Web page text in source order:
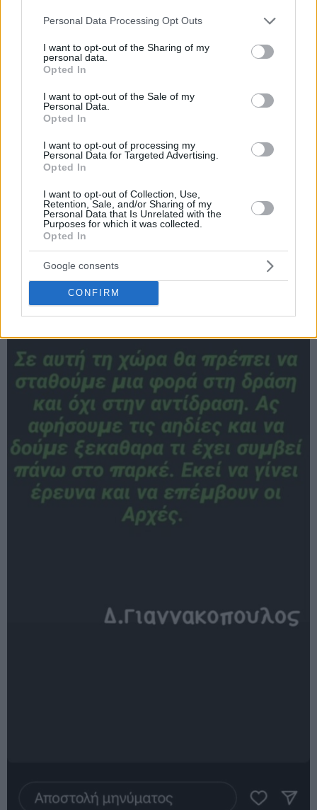
Please note that this website/app uses one or more Google
not limited to your visit or usage behaviour. You may click to
grant or deny consent to Google and its third-party tags to
use your data for below specified purposes in below Google
consent section.
Personal Data Processing Opt Outs
I want to opt-out of the Sharing of my
personal data.
Opted In
I want to opt-out of the Sale of my
Personal Data.
Opted In
I want to opt-out of processing my
Personal Data for Targeted Advertising.
Opted In
I want to opt-out of Collection, Use,
Retention, Sale, and/or Sharing of my
Personal Data that Is Unrelated with the
Purposes for which it was collected.
Opted In
Google consents
CONFIRM
“Σε αυτή τη χώρα θα πρέπει να σταθούμε μία φορά στη
δράση και όχι στην αντίδραση. Ας αφήσουμε τις αηδίες
και να δούμε ξεκάθαρα τι έχει συμβεί πάνω στο παρκέ.